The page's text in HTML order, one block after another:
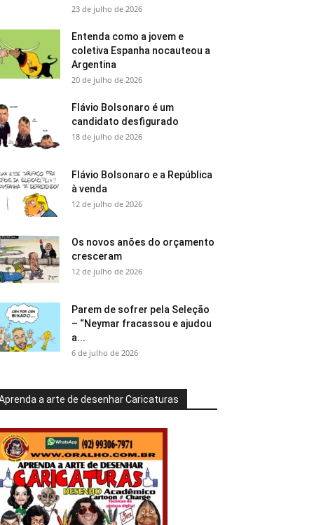
23 de julho de 2026
Entenda como a jovem e
coletiva Espanha nocauteou a
Argentina
20 de julho de 2026
Flávio Bolsonaro é um
candidato desfigurado
18 de julho de 2026
Flávio Bolsonaro e a República
à venda
12 de julho de 2026
Os novos anões do orçamento
cresceram
12 de julho de 2026
Parem de sofrer pela Seleção
– “Neymar fracassou e ajudou
a...
6 de julho de 2026
a arte de desenhar Caricaturas